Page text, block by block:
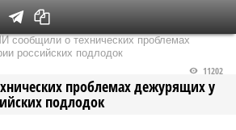
Федеральный выпуск
сообщили о технических проблемах
российских подлодок
проблемах дежурящих у
подлодок
11202